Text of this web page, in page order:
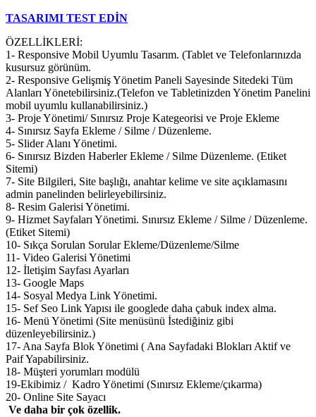
TASARIMI TEST EDİN
ÖZELLİKLERİ:
1- Responsive Mobil Uyumlu Tasarım. (Tablet ve Telefonlarınızda
kusursuz görünüm.
2- Responsive Gelişmiş Yönetim Paneli Sayesinde Sitedeki Tüm
Alanları Yönetebilirsiniz.(Telefon ve Tabletinizden Yönetim Panelini
mobil uyumlu kullanabilirsiniz.)
3- Proje Yönetimi/ Sınırsız Proje Kategeorisi ve Proje Ekleme
4- Sınırsız Sayfa Ekleme / Silme / Düzenleme.
5- Slider Alanı Yönetimi.
6- Sınırsız Bizden Haberler Ekleme / Silme Düzenleme. (Etiket
Sitemi)
7- Site Bilgileri, Site başlığı, anahtar kelime ve site açıklamasını
admin panelinden belirleyebilirsiniz.
8- Resim Galerisi Yönetimi.
9- Hizmet Sayfaları Yönetimi. Sınırsız Ekleme / Silme / Düzenleme.
(Etiket Sitemi)
10- Sıkça Sorulan Sorular Ekleme/Düzenleme/Silme
11- Video Galerisi Yönetimi
12- İletişim Sayfası Ayarları
13- Google Maps
14- Sosyal Medya Link Yönetimi.
15- Sef Seo Link Yapısı ile googlede daha çabuk index alma.
16- Menü Yönetimi (Site menüsünü İstediğiniz gibi
düzenleyebilirsiniz.)
17- Ana Sayfa Blok Yönetimi ( Ana Sayfadaki Blokları Aktif ve
Paif Yapabilirsiniz.
18- Müşteri yorumları modülü
19-Ekibimiz / Kadro Yönetimi (Sınırsız Ekleme/çıkarma)
20- Online Site Sayacı
Ve daha bir çok özellik.